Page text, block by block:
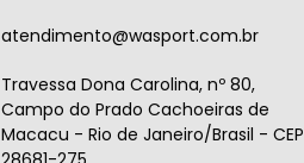
atendimento@wasport.com.br
Travessa Dona Carolina, nº 80,
Campo do Prado Cachoeiras de
Macacu - Rio de Janeiro/Brasil - CEP